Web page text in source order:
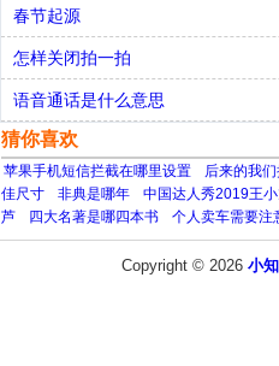
春节起源
怎样关闭拍一拍
语音通话是什么意思
猜你喜欢
苹果手机短信拦截在哪里设置 后来的我
佳尺寸
非典是哪年 中国达人秀2019王
芦
四大名著是哪四本书 个人卖车需要注
Copyright © 2026 小